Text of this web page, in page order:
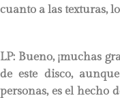
cuanto a las texturas,
LP: Bueno, ¡muchas
de este disco,
personas, es el hecho